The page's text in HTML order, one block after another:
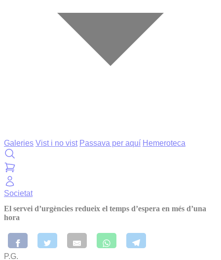
Galeries Vist i no vist Passava per aquí Hemeroteca
Societat
El servei d’urgències redueix el temps d’espera en més d’una
hora
P.G.